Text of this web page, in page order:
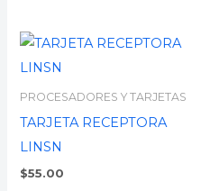
PROCESADORES Y TARJETAS
TARJETA RECEPTORA
LINSN
$55.00